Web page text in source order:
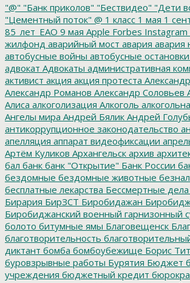
"@" "Банк приколов" "Бествидео" "Дети
"Цементный поток" @ 1 класс 1 мая 1
85_лет_ЕАО 9 мая Apple Forbes Instagram
жилфонд аварийный мост авария авария
автобусные войны автобусные остановки
адвокат Адвокаты административная
активист акция акция протеста
Александр Романов Александр Соловьев
Алиса алкоголизация Алкоголь
Ангелы мира Андрей Бялик Андрей
антикоррупционное законодательство
апелляция аппарат видеофиксации
Артём Куликов Архангельск архив
бал банк банк "Открытие" Банк России
бездомные бездомные животные
бесплатные лекарства Бессмертные дела
Бирария БирЗСТ Биробидажан
Биробиджанский военный гарнизонный
болото битумные ямы Благовещенск
благотворительность
диктант бомба бомбоубежище Борис
буровзрывные работы Бурятия Бюджет
учреждения бюджетный кредит